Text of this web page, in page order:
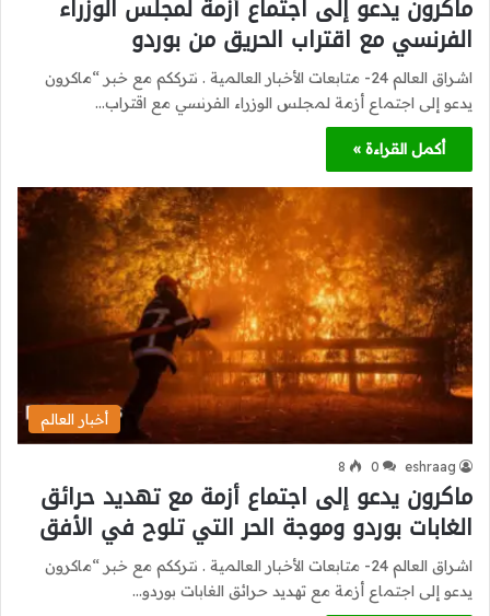
ماكرون يدعو إلى اجتماع أزمة لمجلس الوزراء
الفرنسي مع اقتراب الحريق من بوردو
اشراق العالم 24- متابعات الأخبار العالمية . نترككم مع خبر “ماكرون
يدعو إلى اجتماع أزمة لمجلس الوزراء الفرنسي مع اقتراب…
أكمل القراءة »
أخبار العالم
eshraag
0
8
ماكرون يدعو إلى اجتماع أزمة مع تهديد حرائق
الغابات بوردو وموجة الحر التي تلوح في الأفق
اشراق العالم 24- متابعات الأخبار العالمية . نترككم مع خبر “ماكرون
يدعو إلى اجتماع أزمة مع تهديد حرائق الغابات بوردو…